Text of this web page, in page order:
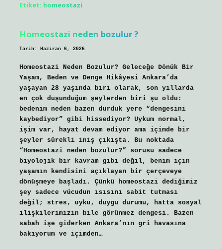
Etiket: homeostazi
Homeostazi neden bozulur ?
Tarih: Haziran 6, 2026
Homeostazi Neden Bozulur? Geleceğe Dönük Bir
Yaşam, Beden ve Denge Hikâyesi Ankara’da
yaşayan 28 yaşında biri olarak, son yıllarda
en çok düşündüğüm şeylerden biri şu oldu:
bedenim neden bazen durduk yere “dengesini
kaybediyor” gibi hissediyor? Uykum normal,
işim var, hayat devam ediyor ama içimde bir
şeyler sürekli iniş çıkışta. Bu noktada
“Homeostazi neden bozulur?” sorusu sadece
biyolojik bir kavram gibi değil, benim için
yaşamın kendisini açıklayan bir çerçeveye
dönüşmeye başladı. Çünkü homeostazi dediğimiz
şey sadece vücudun ısısını sabit tutması
değil; stres, uyku, duygu durumu, hatta sosyal
ilişkilerimizin bile görünmez dengesi. Bazen
sabah işe giderken Ankara’nın gri havasına
bakıyorum ve içimden…